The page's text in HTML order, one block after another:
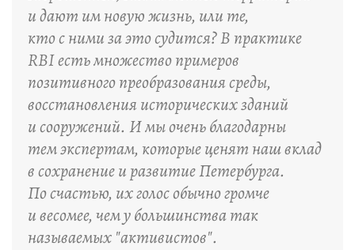
и дают им новую жизнь, или те,
кто с ними за это судится? В практике
RBI есть множество примеров
позитивного преобразования среды,
восстановления исторических зданий
и сооружений. И мы очень благодарны
тем экспертам, которые ценят наш вклад
в сохранение и развитие Петербурга.
По счастью, их голос обычно громче
и весомее, чем у большинства так
называемых "активистов".